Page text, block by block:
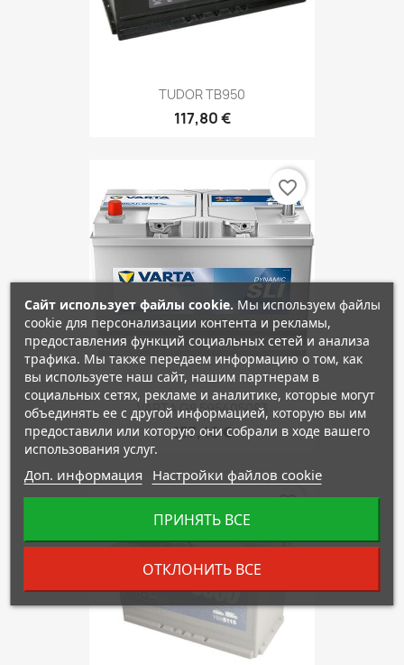
TUDOR TB950
117,80 €
VARTA G8 595405083
157,48 €
favorite_border
favorite_border
Сайт использует файлы cookie.Мы используем файлы
cookie для персонализации контента и рекламы,
предоставления функций социальных сетей и анализа
трафика. Мы также передаем информацию о том, как
вы используете наш сайт, нашим партнерам в
социальных сетях, рекламе и аналитике, которые могут
объединять ее с другой информацией, которую вы им
предоставили или которую они собрали в ходе вашего
использования услуг.
Доп. информация Настройки файлов cookie
ОТКЛОНИТЬ ВСЕ
ПРИНЯТЬ ВСЕ